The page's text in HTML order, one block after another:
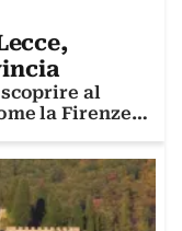
al
la Firenze